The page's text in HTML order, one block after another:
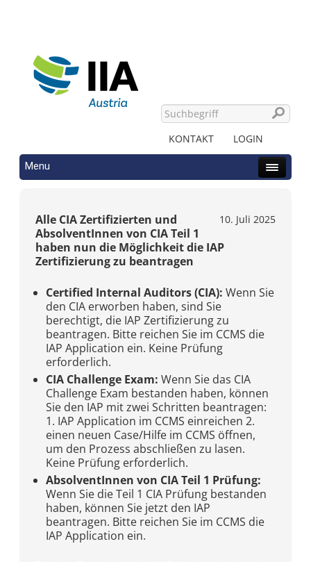
KONTAKT LOGIN
Menu
10. Juli 2025
Alle CIA Zertifizierten und
AbsolventInnen von CIA Teil 1
haben nun die Möglichkeit die IAP
Zertifizierung zu beantragen
Certified Internal Auditors (CIA): Wenn Sie
den CIA erworben haben, sind Sie
berechtigt, die IAP Zertifizierung zu
beantragen. Bitte reichen Sie im CCMS die
IAP Application ein. Keine Prüfung
erforderlich.
CIA Challenge Exam: Wenn Sie das CIA
Challenge Exam bestanden haben, können
Sie den IAP mit zwei Schritten beantragen:
1. IAP Application im CCMS einreichen 2.
einen neuen Case/Hilfe im CCMS öffnen,
um den Prozess abschließen zu lasen.
Keine Prüfung erforderlich.
AbsolventInnen von CIA Teil 1 Prüfung:
Wenn Sie die Teil 1 CIA Prüfung bestanden
haben, können Sie jetzt den IAP
beantragen. Bitte reichen Sie im CCMS die
IAP Application ein.